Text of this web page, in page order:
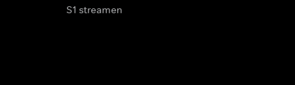
S1 streamen